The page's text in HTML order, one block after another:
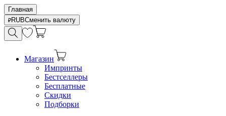
Главная
RUBСменить валюту
Магазин
Импринты
Бестселлеры
Бесплатные
Скидки
Подборки